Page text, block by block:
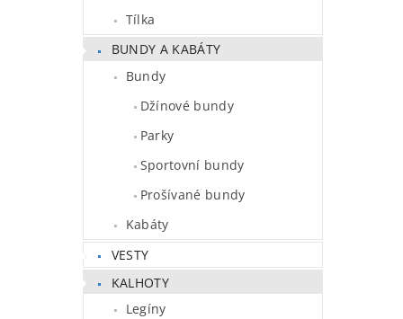
Tílka
BUNDY A KABÁTY
Bundy
Džínové bundy
Parky
Sportovní bundy
Prošívané bundy
Kabáty
VESTY
KALHOTY
Legíny